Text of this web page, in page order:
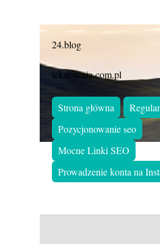
24.blog
tekstownia.com.pl
Strona główna
Pozycjonowanie seo
Mocne Linki SEO
Prowadzenie konta na